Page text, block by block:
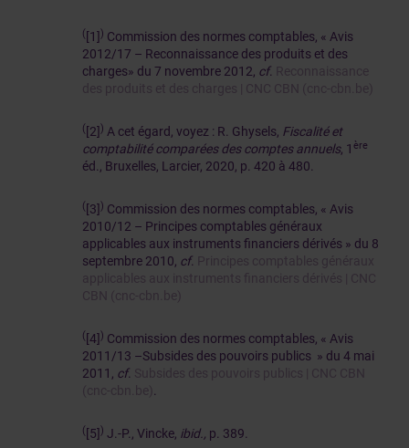
( [1] ) Commission des normes comptables, « Avis
2012/17 – Reconnaissance des produits et des
charges» du 7 novembre 2012, cf. Reconnaissance
des produits et des charges | CNC CBN (cnc-cbn.be)
( [2] ) A cet égard, voyez : R. Ghysels, Fiscalité et
comptabilité comparées des comptes annuels, 1 ère
éd., Bruxelles, Larcier, 2020, p. 420 à 480.
( [3] ) Commission des normes comptables, « Avis
2010/12 – Principes comptables généraux
applicables aux instruments financiers dérivés » du 8
septembre 2010, cf. Principes comptables généraux
applicables aux instruments financiers dérivés | CNC
CBN (cnc-cbn.be)
( [4] ) Commission des normes comptables, « Avis
2011/13 –Subsides des pouvoirs publics » du 4 mai
2011, cf. Subsides des pouvoirs publics | CNC CBN
(cnc-cbn.be)
( [5] ) J.-P., Vincke, ibid., p. 389.